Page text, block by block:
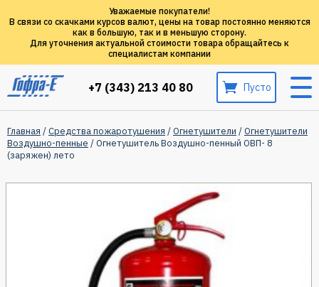
Уважаемые покупатели!
В связи со скачками курсов валют, цены на товар постоянно меняются
как в большую, так и в меньшую сторону.
Для уточнения актуальной стоимости товара обращайтесь к
специалистам компании
+7 (343) 213 40 80 Пусто
Главная /Средства пожаротушения /Огнетушители /Огнетушители
Воздушно-пенные / Огнетушитель Воздушно-пенный ОВП- 8
(заряжен) лето